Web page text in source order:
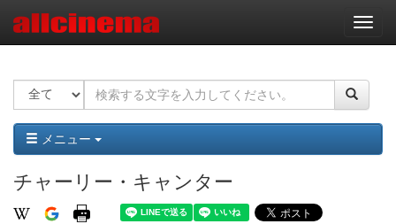
ナ
ビ
ー
ョ
ン
メニュー
チャーリー・キャンター